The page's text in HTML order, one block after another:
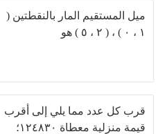
ميل المستقيم المار بالنقطتين (
١ ، ٠ ) ، ( ٢ ، ٥ ) هو
قرب كل عدد مما يلي إلى أقرب
قيمة منزلية معطاة ١٢٤٨٣٠؛